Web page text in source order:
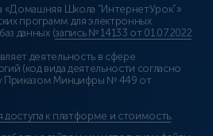
«Домашняя Школа “ИнтернетУрок”»
программ для электронных
данных (запись № 14133 от 01.07.2022
деятельность в сфере
(код вида деятельности согласно
Приказом Минцифры № 449 от
к платформе и стоимость.